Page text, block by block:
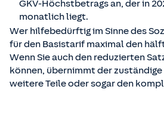
Dafür bietet der Standardtarif
Berücksichtigung von
werden im Standardtarif voll
im Basistarif nur eine anteilige
So liegt im Standardtarif der
langjährig versicherte Personen
unter dem eigentlichen
oder eine Pension. Zusätzlich
wenn Sie hilfebedürftig im Sinne
GKV-Höchstbetrags an, der in
monatlich liegt.
Wer hilfebedürftig im Sinne des
für den Basistarif maximal den
Wenn Sie auch den reduzierten
können, übernimmt der
weitere Teile oder sogar den